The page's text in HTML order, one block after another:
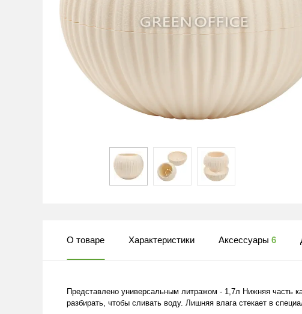
О товаре Характеристики Аксессуары 6
Представлено универсальным литражом - 1,7л Нижняя часть
разбирать, чтобы сливать воду. Лишняя влага стекает в